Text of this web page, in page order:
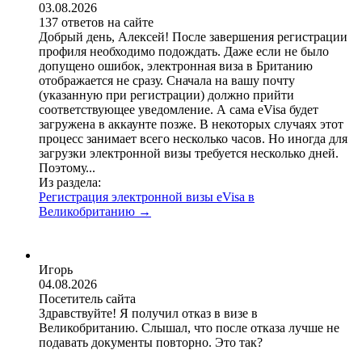
03.08.2026
137 ответов на сайте
Добрый день, Алексей! После завершения регистрации
профиля необходимо подождать. Даже если не было
допущено ошибок, электронная виза в Британию
отображается не сразу. Сначала на вашу почту
(указанную при регистрации) должно прийти
соответствующее уведомление. А сама eVisa будет
загружена в аккаунте позже. В некоторых случаях этот
процесс занимает всего несколько часов. Но иногда для
загрузки электронной визы требуется несколько дней.
Поэтому...
Из раздела:
Регистрация электронной визы eVisa в
Великобританию →
Игорь
04.08.2026
Посетитель сайта
Здравствуйте! Я получил отказ в визе в
Великобританию. Слышал, что после отказа лучше не
подавать документы повторно. Это так?